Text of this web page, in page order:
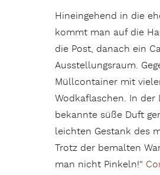
Hineingehend in die
kommt man auf die
die Post, danach ein
Ausstellungsraum.
Müllcontainer mit
Wodkaflaschen. In der
bekannte süße Duft
leichten Gestank des
Trotz der bemalten
man nicht Pinkeln!“